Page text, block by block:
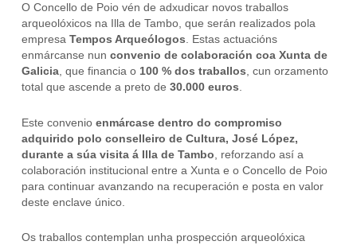
O Concello de Poio vén de adxudicar novos traballos
arqueolóxicos na Illa de Tambo, que serán realizados pola
empresaTempos Arqueólogos . Estas actuacións
enmárcanse nunconvenio de colaboración coa Xunta de
Galicia , que financia o 100 % dos traballos , cun orzamento
total que ascende a preto de30.000 euros
Este convenioenmárcase dentro do compromiso
adquirido polo conselleiro de Cultura, José López,
durante a súa visita á Illa de Tambo , reforzando así a
colaboración institucional entre a Xunta e o Concello de Poio
para continuar avanzando na recuperación e posta en valor
deste enclave único.
Os traballos contemplan unha prospección arqueolóxica